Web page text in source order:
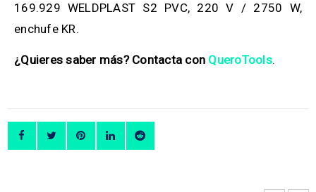
169.929 WELDPLAST S2 PVC, 220 V / 2750 W,
enchufe KR.
¿Quieres saber más? Contacta con QueroTools.